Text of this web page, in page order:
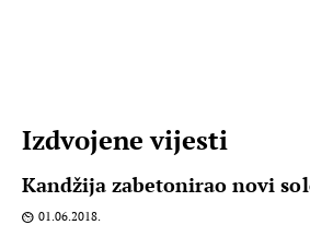
Izdvojene vijesti
Kandžija zabetonirao novi
01.06.2018.